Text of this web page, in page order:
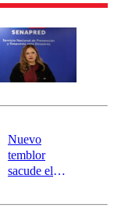
Nuevo
temblor
sacude el
revisa la